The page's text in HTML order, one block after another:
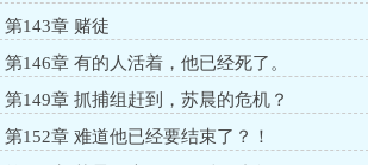
第143章 赌徒
第146章 有的人活着，他已经死了。
第149章 抓捕组赶到，苏晨的危机？
第152章 难道他已经要结束了？！